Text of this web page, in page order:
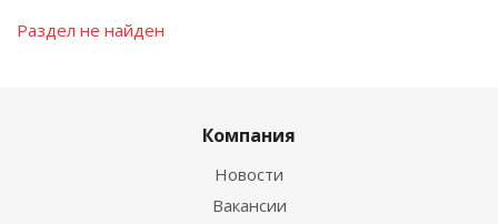
Раздел не найден
Компания
Новости
Вакансии